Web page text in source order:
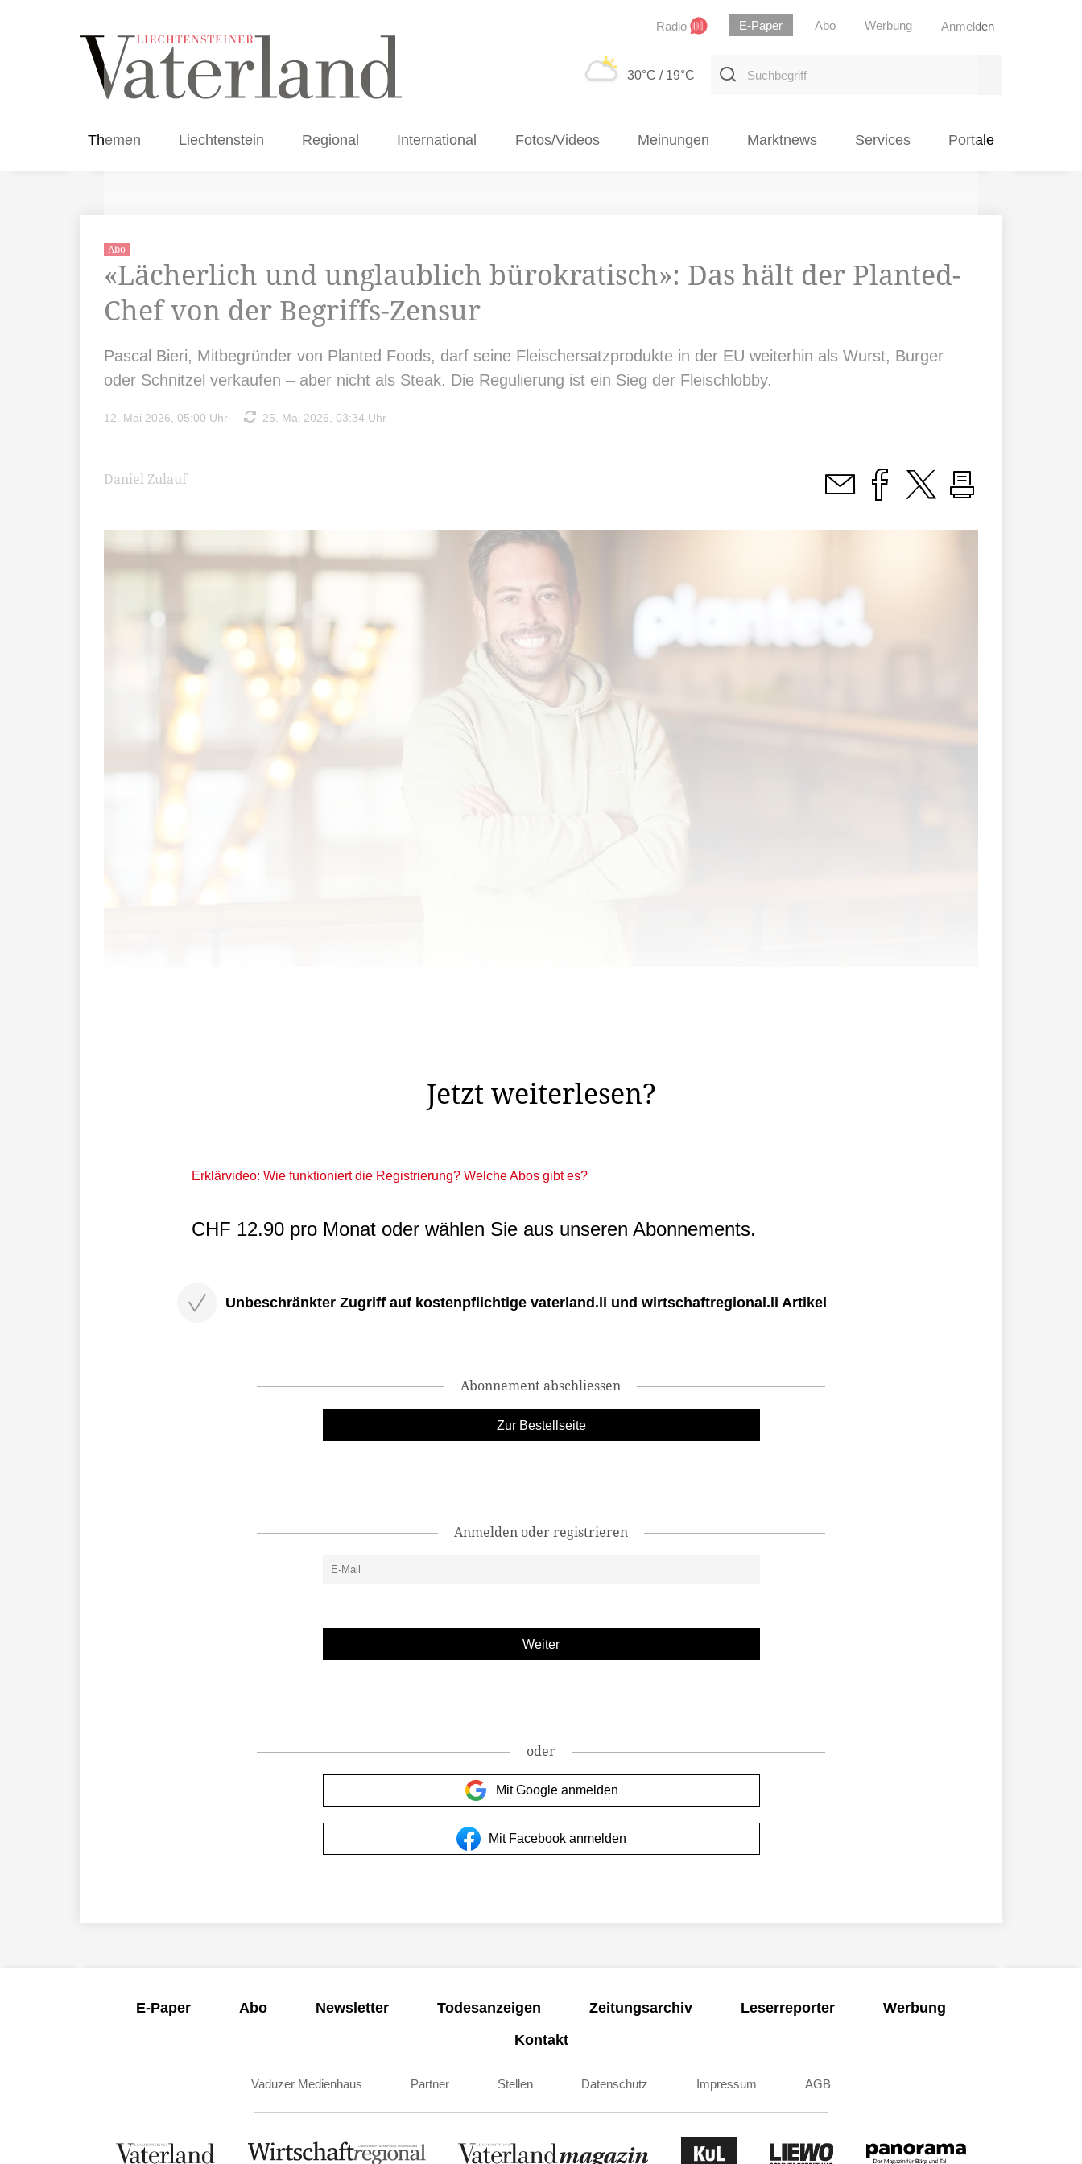
Radio E-Paper Abo Werbung Anmelden
30°C / 19°C
Suchbegriff
Themen Liechtenstein Regional International Fotos/Videos Meinungen Marktnews Services Portale
Abo
«Lächerlich und unglaublich bürokratisch»: Das hält der Planted-
Chef von der Begriffs-Zensur
Pascal Bieri, Mitbegründer von Planted Foods, darf seine Fleischersatzprodukte in der EU weiterhin als Wurst, Burger
oder Schnitzel verkaufen – aber nicht als Steak. Die Regulierung ist ein Sieg der Fleischlobby.
12. Mai 2026, 05:00 Uhr 25. Mai 2026, 03:34 Uhr
Daniel Zulauf
Jetzt weiterlesen?
Erklärvideo: Wie funktioniert die Registrierung? Welche Abos gibt es?
CHF 12.90 pro Monat oder wählen Sie aus unseren Abonnements.
Unbeschränkter Zugriff auf kostenpflichtige vaterland.li und wirtschaftregional.li Artikel
Abonnement abschliessen
Zur Bestellseite
Anmelden oder registrieren
oder
Mit Google anmelden
Mit Facebook anmelden
E-Paper Abo Newsletter Todesanzeigen Zeitungsarchiv Leserreporter
Werbung
Kontakt
Vaduzer Medienhaus Partner Stellen Datenschutz Impressum AGB